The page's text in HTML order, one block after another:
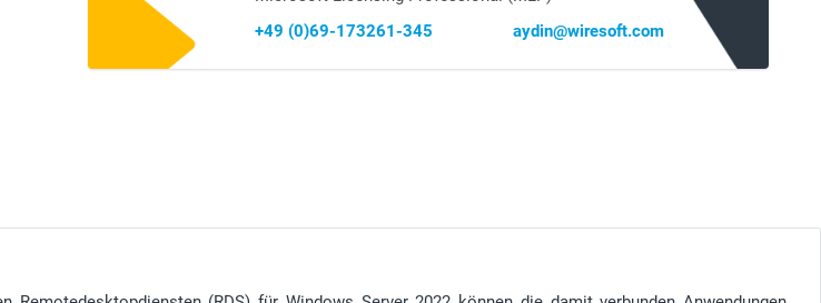
+49 (0)69-173261-345
aydin@wiresoft.com